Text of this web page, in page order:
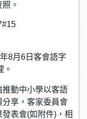
。
8月6日客會語字
。
動中小學以客語
享，客家委員會
表會(如附件)，相